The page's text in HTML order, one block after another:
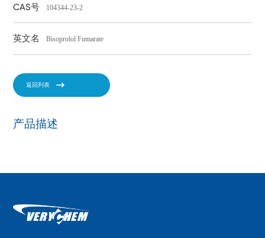
CAS号 104344-23-2
英文名 Bisoprolol Fumarate
返回列表
产品描述